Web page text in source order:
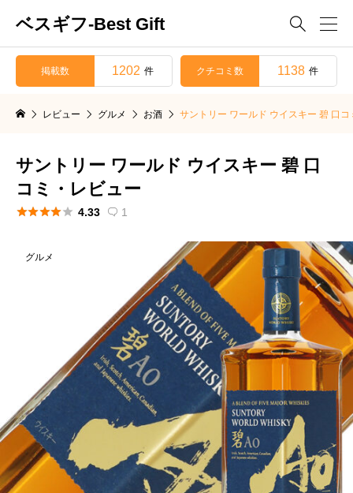
ベスギフ-Best Gift 
掲載数 1202 件 クチコミ数 1138 件
レビュー グルメ お酒 サントリー ワールド ウイスキー 碧 口コ
サントリー ワールド ウイスキー 碧 口
コミ・レビュー
 4.33  1
グルメ